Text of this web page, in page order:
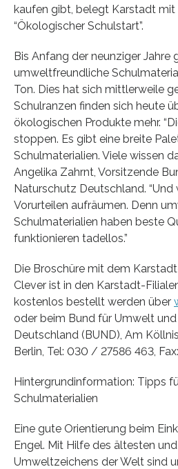
kaufen gibt, belegt Karstadt mit
“Ökologischer Schulstart”.
Bis Anfang der neunziger Jahre
umweltfreundliche
Ton. Dies hat sich mittlerweile
Schulranzen finden sich heute
ökologischen Produkte mehr.
stoppen. Es gibt eine breite
Schulmaterialien. Viele wissen
Angelika Zahrnt, Vorsitzende
Naturschutz Deutschland.
Vorurteilen aufräumen. Denn
Schulmaterialien haben beste
funktionieren tadellos.”
Die Broschüre mit dem
Clever ist in den Karstadt-
kostenlos bestellt werden über
oder beim Bund für Umwelt
Deutschland (BUND), Am
Berlin, Tel: 030 / 27586 463,
Hintergrundinformation: Tipps
Schulmaterialien
Eine gute Orientierung beim
Engel. Mit Hilfe des ältesten
Umweltzeichens der Welt sind